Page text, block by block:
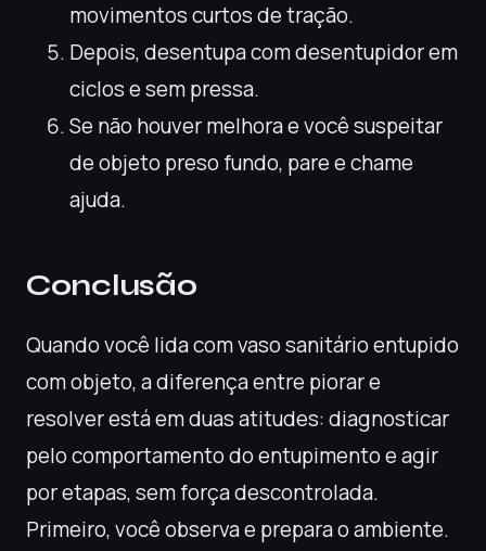
movimentos curtos de tração.
Depois, desentupa com desentupidor em
ciclos e sem pressa.
Se não houver melhora e você suspeitar
de objeto preso fundo, pare e chame
ajuda.
Conclusão
Quando você lida com vaso sanitário entupido
com objeto, a diferença entre piorar e
resolver está em duas atitudes: diagnosticar
pelo comportamento do entupimento e agir
por etapas, sem força descontrolada.
Primeiro, você observa e prepara o ambiente.